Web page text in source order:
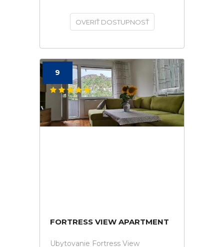
OVERIŤ DOSTUPNOSŤ
9
FORTRESS VIEW APARTMENT
Ubytovanie Fortress View